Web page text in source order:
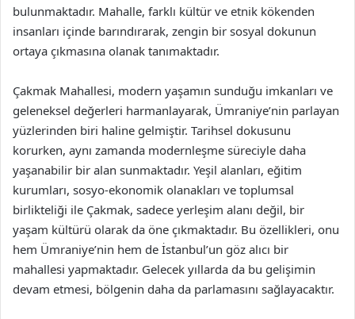
bulunmaktadır. Mahalle, farklı kültür ve etnik kökenden
insanları içinde barındırarak, zengin bir sosyal dokunun
ortaya çıkmasına olanak tanımaktadır.
Çakmak Mahallesi, modern yaşamın sunduğu imkanları ve
geleneksel değerleri harmanlayarak, Ümraniye’nin parlayan
yüzlerinden biri haline gelmiştir. Tarihsel dokusunu
korurken, aynı zamanda modernleşme süreciyle daha
yaşanabilir bir alan sunmaktadır. Yeşil alanları, eğitim
kurumları, sosyo-ekonomik olanakları ve toplumsal
birlikteliği ile Çakmak, sadece yerleşim alanı değil, bir
yaşam kültürü olarak da öne çıkmaktadır. Bu özellikleri, onu
hem Ümraniye’nin hem de İstanbul’un göz alıcı bir
mahallesi yapmaktadır. Gelecek yıllarda da bu gelişimin
devam etmesi, bölgenin daha da parlamasını sağlayacaktır.